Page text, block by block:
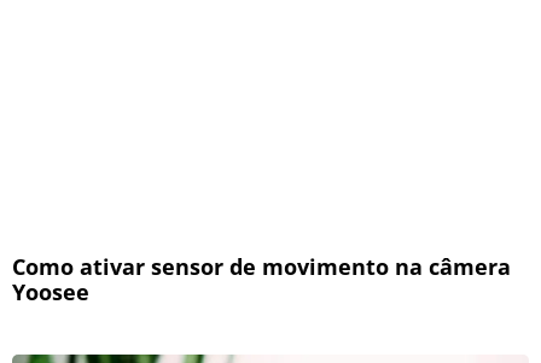
Como ativar sensor de movimento na câmera
Yoosee